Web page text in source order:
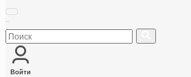
Войти